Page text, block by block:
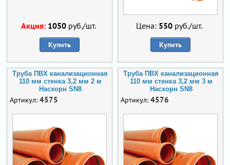
Акция: 1050руб./шт.
Купить
Цена: 550 руб./шт.
Купить
Труба ПВХ канализационная
110 мм стенка 3,2 мм 2 м
Насхорн SN8
Артикул: 4575
Труба ПВХ канализационная
110 мм стенка 3,2 мм 3 м
Насхорн SN8
Артикул: 4576